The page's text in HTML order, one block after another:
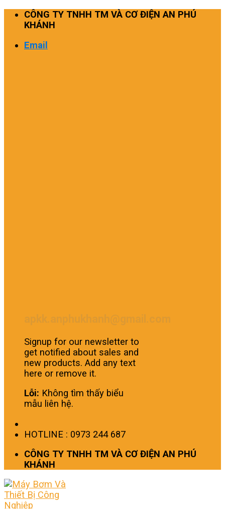
Skip
CÔNG TY TNHH TM VÀ CƠ ĐIỆN AN PHÚ
KHÁNH
Email
Signup for our newsletter to
get notified about sales and
new products. Add any text
here or remove it.
Lỗi: Không tìm thấy biểu
mẫu liên hệ.
HOTLINE : 0973 244 687
CÔNG TY TNHH TM VÀ CƠ ĐIỆN AN PHÚ
KHÁNH